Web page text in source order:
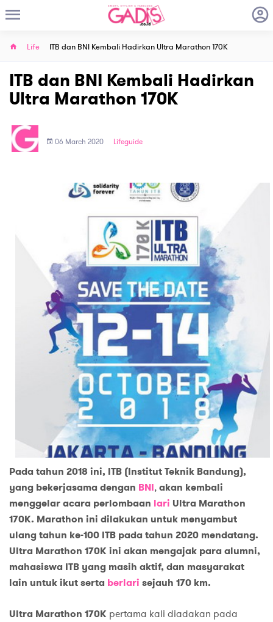
Life ITB dan BNI Kembali Hadirkan Ultra Marathon 170K
ITB dan BNI Kembali Hadirkan
Ultra Marathon 170K
06 March 2020 Lifeguide
Pada tahun 2018 ini, ITB (Institut Teknik Bandung),
yang bekerjasama dengan BNI,akan kembali
menggelar acara perlombaan lari Ultra Marathon
170K. Marathon ini dilakukan untuk menyambut
ulang tahun ke-100 ITB pada tahun 2020 mendatang.
Ultra Marathon 170K ini akan mengajak para alumni,
mahasiswa ITB yang masih aktif, dan masyarakat
lain untuk ikut serta berlari sejauh 170 km.
Ultra Marathon 170K pertama kali diadakan pada